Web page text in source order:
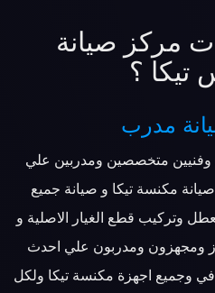
مركز صيانة
تيكا ؟
مدرب
وفنيين متخصصين ومدربين علي
مكنسة تيكا و صيانة جميع
وتركيب قطع الغيار الاصلية و
ومجهزون ومدربون علي احدث
في وجميع اجهزة مكنسة تيكا ولكل